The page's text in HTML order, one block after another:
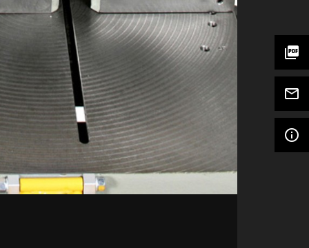
picture_as_pdf
mail_outline
info_outline